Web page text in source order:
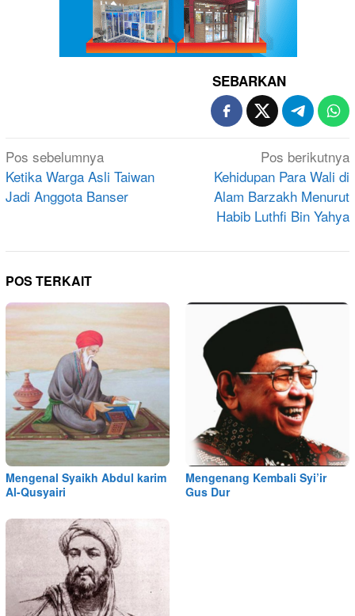
SEBARKAN
Navigasi
pos
Pos sebelumnya
Ketika Warga Asli Taiwan
Jadi Anggota Banser
Pos berikutnya
Kehidupan Para Wali di
Alam Barzakh Menurut
Habib Luthfi Bin Yahya
POS TERKAIT
Mengenal Syaikh Abdul karim
Al-Qusyairi
Mengenang Kembali Syi’ir
Gus Dur